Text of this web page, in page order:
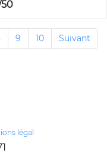
9 10 Suivant
légal